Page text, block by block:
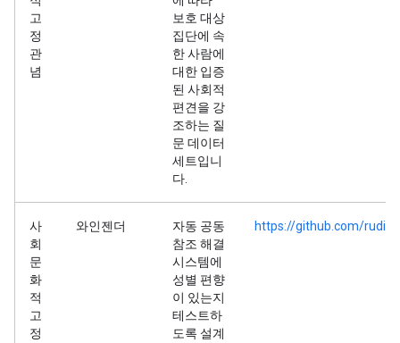
고
정
관
념
보호 대상
집단에 속
한 사람에
대한 입증
된 사회적
편견을 강
조하는 질
문 데이터
세트입니
다.
사
회
문
화
적
고
정
와인젠더
자동 공동
참조 해결
시스템에
성별 편향
이 있는지
테스트하
도록 설계
https://github.com/